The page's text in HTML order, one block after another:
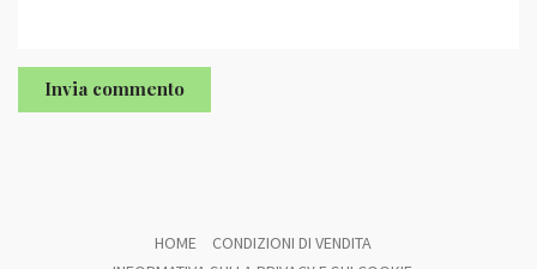
HOME
CONDIZIONI DI VENDITA